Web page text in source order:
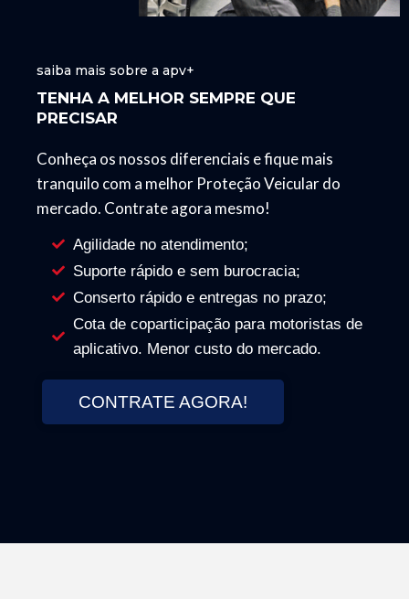
saiba mais sobre a apv+
TENHA A MELHOR SEMPRE QUE
PRECISAR
Conheça os nossos diferenciais e fique mais
tranquilo com a melhor Proteção Veicular do
mercado. Contrate agora mesmo!
Agilidade no atendimento;
Suporte rápido e sem burocracia;
Conserto rápido e entregas no prazo;
Cota de coparticipação para motoristas de
aplicativo. Menor custo do mercado.
CONTRATE AGORA!